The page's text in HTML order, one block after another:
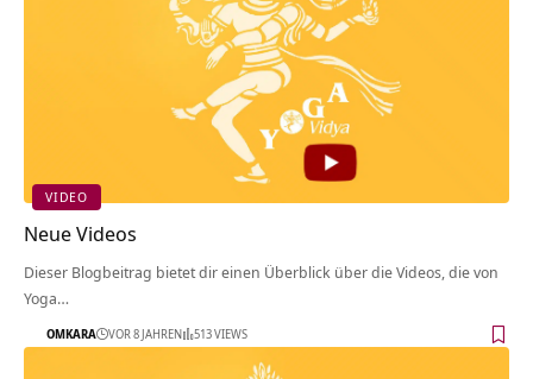
VIDEO
Neue Videos
Dieser Blogbeitrag bietet dir einen Überblick über die Videos, die von
Yoga…
OMKARA VOR 8 JAHREN 513 VIEWS